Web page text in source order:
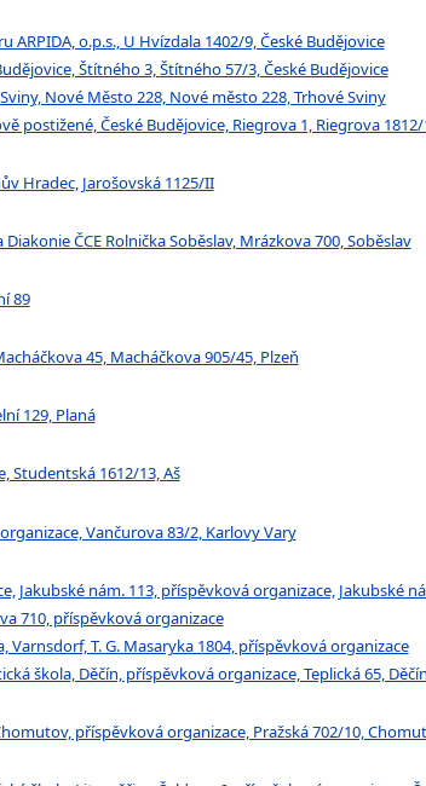
o.p.s., U Hvízdala 1402/9, České Budějovice
Štítného 3, Štítného 57/3, České Budějovice
Nové Město 228, Nové město 228, Trhové Sviny
postižené, České Budějovice, Riegrova 1, Riegrova
Hradec, Jarošovská 1125/II
ČCE Rolnička Soběslav, Mrázkova 700, Soběslav
89
45, Macháčkova 905/45, Plzeň
129, Planá
Studentská 1612/13, Aš
Vančurova 83/2, Karlovy Vary
Jakubské nám. 113, příspěvková organizace, Jakubské
710, příspěvková organizace
T. G. Masaryka 1804, příspěvková organizace
škola, Děčín, příspěvková organizace, Teplická 65, Děčín
příspěvková organizace, Pražská 702/10,